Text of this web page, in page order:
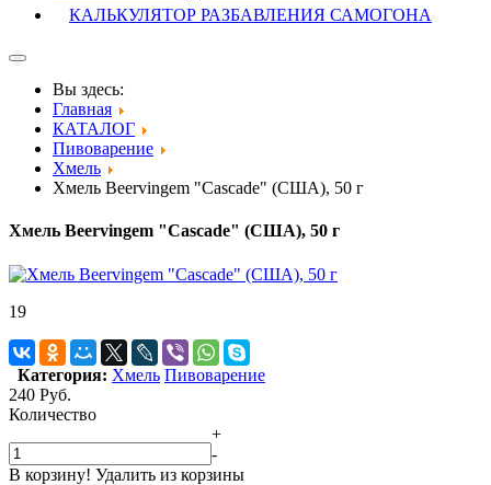
КАЛЬКУЛЯТОР РАЗБАВЛЕНИЯ САМОГОНА
Вы здесь:
Главная
КАТАЛОГ
Пивоварение
Хмель
Хмель Beervingem "Cascade" (США), 50 г
Хмель Beervingem "Cascade" (США), 50 г
19
Категория: Хмель Пивоварение
240 Руб.
Количество
+
-
В корзину! Удалить из корзины